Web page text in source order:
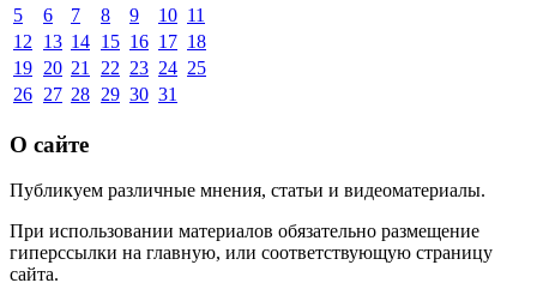
5
6 7 8 9 10 11
12
13 14 15 16 17 18
19 20 21 22 23 24 25
26 27 28 29 30 31
О сайте
Публикуем различные мнения, статьи и видеоматериалы.
При использовании материалов обязательно размещение
гиперссылки на главную, или соответствующую страницу
сайта.